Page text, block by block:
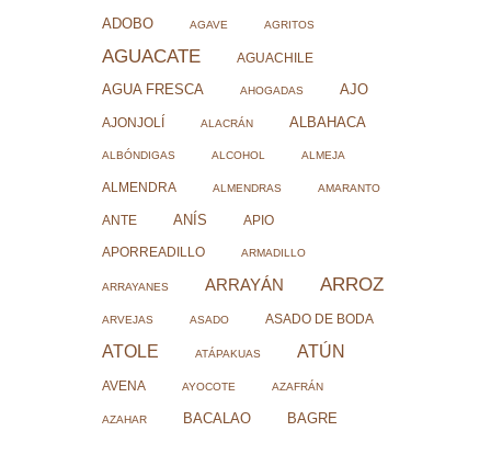
ADOBO AGAVE AGRITOS
AGUACATE AGUACHILE
AGUA FRESCA AHOGADAS AJO
AJONJOLÍ ALACRÁN ALBAHACA
ALBÓNDIGAS ALCOHOL ALMEJA
ALMENDRA ALMENDRAS AMARANTO
ANTE ANÍS APIO
APORREADILLO ARMADILLO
ARRAYANES ARRAYÁN ARROZ
ARVEJAS ASADO ASADO DE BODA
ATOLE ATÁPAKUAS ATÚN
AVENA AYOCOTE AZAFRÁN
AZAHAR BACALAO BAGRE